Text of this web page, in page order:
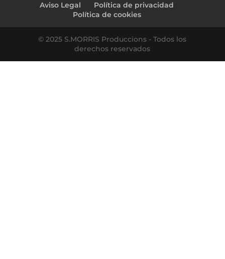
Aviso Legal
Política de privacidad
Política de cookies
© 2025 S.MORRIS Produccions - Todos los
derechos reservados